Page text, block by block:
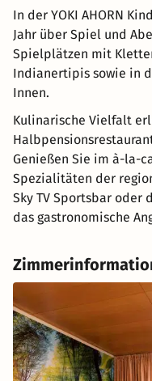
In der YOKI AHORN
Jahr über Spiel und
Spielplätzen mit
Indianertipis sowie in
Innen.
Kulinarische Vielfalt
Genießen Sie im à-la-
Spezialitäten der
Sky TV Sportsbar oder
das gastronomische